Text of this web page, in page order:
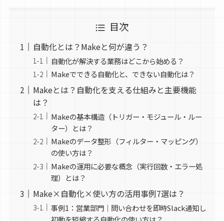
目次
自動化とは？Makeと何が違う？
自動化が解決する業務はどこから始める？
Makeでできる自動化と、できない自動化は？
Makeとは？自動化を支える仕組みと主要機能
は？
Makeの基本構造（トリガー・モジュール・ルー
ター）とは？
Makeのデータ整形（フィルター・マッピング）
の使い方は？
Makeの運用に必要な概念（実行回数・エラー処
理）とは？
Make×自動化×使い方の活用事例7選は？
事例1：営業部門｜問い合わせを即時Slack通知し